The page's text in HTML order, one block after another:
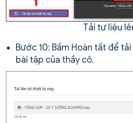
Tải tư liệu
Bước 10: Bấm Hoàn tất để
bài tập của thầy cô.